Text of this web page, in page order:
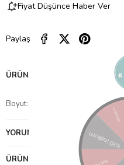
Fiyat Düşünce Haber Ver
Paylaş
ÜRÜN ÖZELLIKLERI
Boyut: 21 x 30 x 3
YORUMLAR
ÜRÜN ÖNERILERI